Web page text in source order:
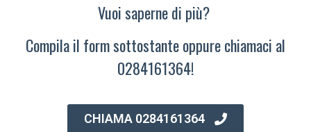
Vuoi saperne di più?
Compila il form sottostante oppure chiamaci al
0284161364!
CHIAMA 0284161364